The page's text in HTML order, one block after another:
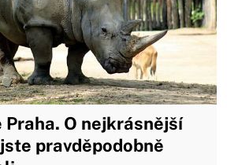
Praha. O nejkrásnější
pravděpodobně